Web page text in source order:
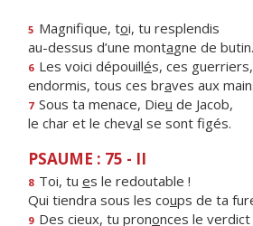
5 Magnifique, toi, tu resplendis
au-dessus d’une montagne de butin.
6 Les voici dépouillés, ces guerriers,
endormis, tous ces braves aux
7 Sous ta menace, Dieu de Jacob,
le char et le cheval se sont figés.
PSAUME : 75 - II
8 Toi, tu es le redoutable !
Qui tiendra sous les coups de ta
9 Des cieux, tu prononces le verdict